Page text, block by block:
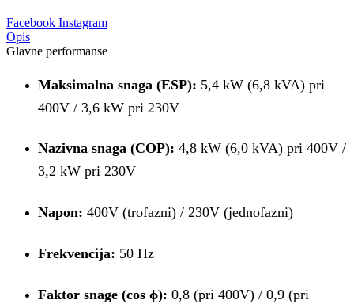
Facebook Instagram
Opis
Glavne performanse
Maksimalna snaga (ESP): 5,4 kW (6,8 kVA) pri
400V / 3,6 kW pri 230V
Nazivna snaga (COP): 4,8 kW (6,0 kVA) pri 400V /
3,2 kW pri 230V
Napon: 400V (trofazni) / 230V (jednofazni)
Frekvencija: 50 Hz
Faktor snage (cos ϕ): 0,8 (pri 400V) / 0,9 (pri